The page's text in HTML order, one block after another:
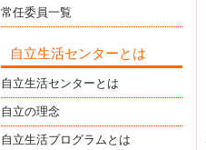
常任委員一覧
自立生活センターとは
自立生活センターとは
自立の理念
自立生活プログラムとは